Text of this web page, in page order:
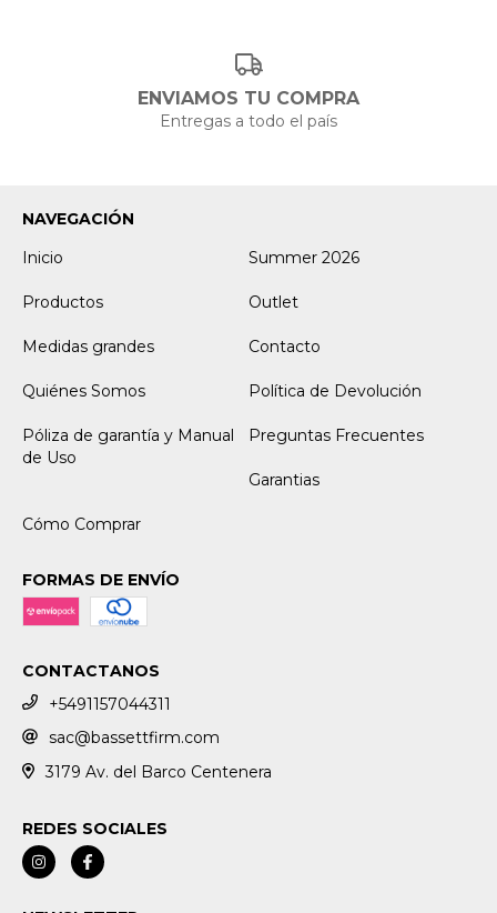
ENVIAMOS TU COMPRA
Entregas a todo el país
NAVEGACIÓN
Inicio
Summer 2026
Productos Outlet
Medidas grandes Contacto
Quiénes Somos Política de Devolución
Póliza de garantía y Manual
de Uso
Preguntas Frecuentes
Garantias
Cómo Comprar
FORMAS DE ENVÍO
CONTACTANOS
+5491157044311
sac@bassettfirm.com
3179 Av. del Barco Centenera
REDES SOCIALES